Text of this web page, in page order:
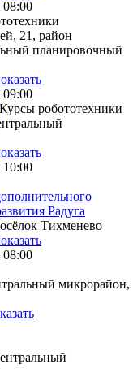
08:00
21, район
планировочный
09:00
Курсы робототехники
10:00
Радуга
Тихменево
08:00
микрорайон,